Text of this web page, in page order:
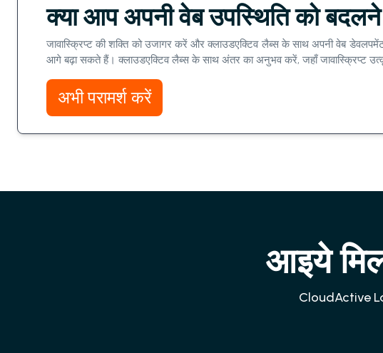
क्या आप अपनी वेब उपस्थिति को
जावास्क्रिप्ट की शक्ति को उजागर करें और क्लाउडएक्टिव लैब्स के साथ अपनी वेब
आगे बढ़ा सकते हैं। क्लाउडएक्टिव लैब्स के साथ अंतर का अनुभव करें, जहाँ जावास्क्रिप्ट
अभी परामर्श करें
आइये
CloudActive